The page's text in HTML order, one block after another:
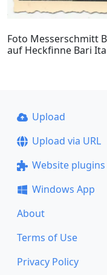
Foto Messerschmitt
auf Heckfinne Bari
Upload
Upload via URL
Website plugins
Windows App
About
Terms of Use
Privacy Policy